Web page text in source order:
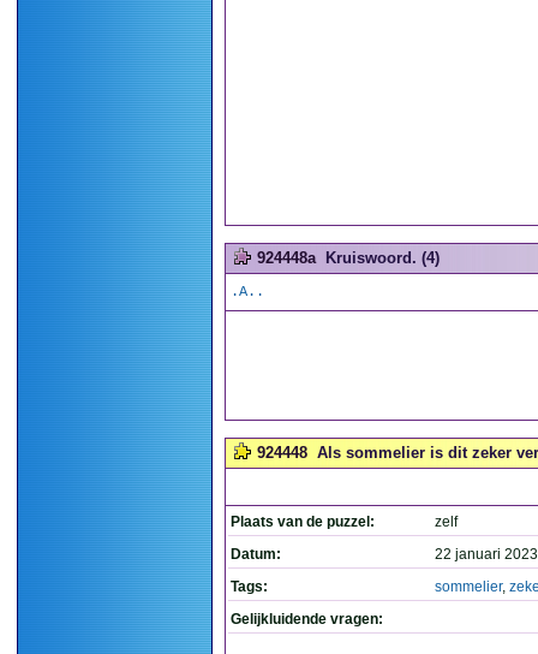
924448a Kruiswoord. (4)
.A..
924448 Als sommelier is dit zeker
Plaats van de puzzel:
zelf
Datum:
22 januari
Tags:
sommelier,
Gelijkluidende vragen: